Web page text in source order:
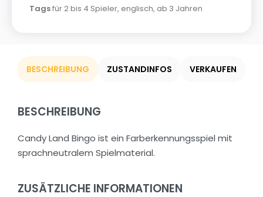
Tagsfür 2 bis 4 Spieler, englisch, ab 3 Jahren
BESCHREIBUNG ZUSTANDINFOS VERKAUFEN
BESCHREIBUNG
Candy Land Bingo ist ein Farberkennungsspiel mit
sprachneutralem Spielmaterial.
ZUSÄTZLICHE INFORMATIONEN